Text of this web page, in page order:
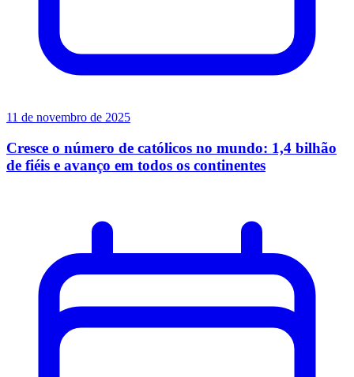
11 de novembro de 2025
Cresce o número de católicos no mundo: 1,4 bilhão
de fiéis e avanço em todos os continentes